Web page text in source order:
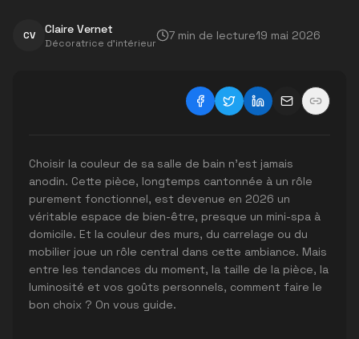
CV Claire Vernet
Décoratrice d'intérieur
7 min de lecture19 mai 2026
Choisir la couleur de sa salle de bain n'est jamais
anodin. Cette pièce, longtemps cantonnée à un rôle
purement fonctionnel, est devenue en 2026 un
véritable espace de bien-être, presque un mini-spa à
domicile. Et la couleur des murs, du carrelage ou du
mobilier joue un rôle central dans cette ambiance. Mais
entre les tendances du moment, la taille de la pièce, la
luminosité et vos goûts personnels, comment faire le
bon choix ? On vous guide.